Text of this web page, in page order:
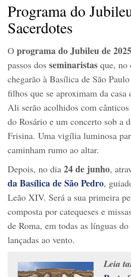
Programa do
Sacerdotes
O programa do Jubileu de 2025
passos dos seminaristas que, no
chegarão à Basílica de São
filhos que se aproximam da casa
Ali serão acolhidos com
do Rosário e um concerto sob a
Frisina. Uma vigília luminosa
caminham rumo ao altar.
Depois, no dia 24 de junho,
da Basílica de São Pedro,
Leão XIV. Será a sua primeira
composta por catequeses e
de Roma, em todas as línguas
lançadas ao vento.
Leia